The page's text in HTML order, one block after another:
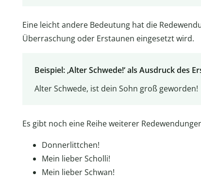
Eine leicht andere Bedeutung hat die
Überraschung oder Erstaunen eingesetzt wird.
Beispiel: ‚Alter Schwede!‘ als Ausdruck des
Alter Schwede, ist dein Sohn groß geworden!
Es gibt noch eine Reihe weiterer
Donnerlittchen!
Mein lieber Scholli!
Mein lieber Schwan!